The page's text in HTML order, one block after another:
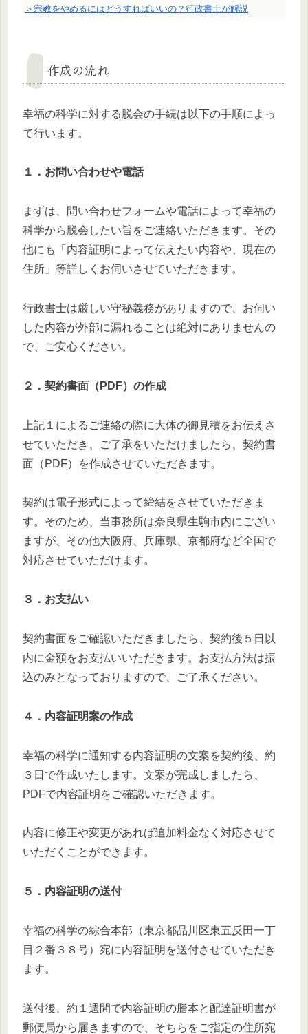
＞宗教をやめるにはどうすればいいの？行政書士が解説
作成の流れ
幸福の科学に対する脱会の手続は以下の手順によっ
て行います。
１．お問い合わせや電話
まずは、問い合わせフォームや電話によって幸福の
科学から脱会したい旨をご連絡いただきます。その
他にも「内容証明によって伝えたい内容や、現在の
住所」等詳しくお伺いさせていただきます。
行政書士は厳しい守秘義務がありますので、お伺い
した内容が外部に漏れることは絶対にありませんの
で、ご安心ください。
２．契約書面（PDF）の作成
上記１によるご連絡の際に大体の御見積をお伝えさ
せていただき、ご了承をいただけましたら、契約書
面（PDF）を作成させていただきます。
契約は電子形式によって締結をさせていただきま
す。そのため、当事務所は奈良県生駒市内にござい
ますが、その他大阪府、兵庫県、京都府など全国で
対応させていただけます。
３．お支払い
契約書面をご確認いただきましたら、契約後５日以
内に金額をお支払いいただきます。お支払方法は振
込のみとなっておりますので、ご了承ください。
４．内容証明案の作成
幸福の科学に通知する内容証明の文案を契約後、約
３日で作成いたします。文案が完成しましたら、
PDFで内容証明をご確認いただきます。
内容に修正や変更があれば追加料金なく対応させて
いただくことができます。
５．内容証明の送付
幸福の科学の綜合本部（東京都品川区東五反田一丁
目２番３８号）宛に内容証明を送付させていただき
ます。
送付後、約１週間で内容証明の謄本と配達証明書が
郵便局から届きますので、そちらをご指定の住所宛